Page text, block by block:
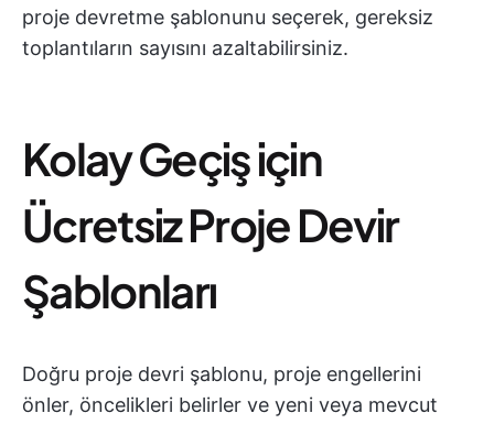
proje devretme şablonunu seçerek, gereksiz
toplantıların sayısını azaltabilirsiniz.
Kolay Geçiş için
Ücretsiz Proje Devir
Şablonları
Doğru proje devri şablonu, proje engellerini
önler, öncelikleri belirler ve yeni veya mevcut